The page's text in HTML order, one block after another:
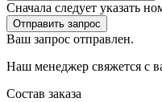
Сначала следует указать
Отправить запрос
Ваш запрос отправлен.
Наш менеджер свяжется с
Состав заказа